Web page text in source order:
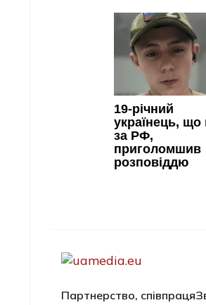
Партнерство, співпраця